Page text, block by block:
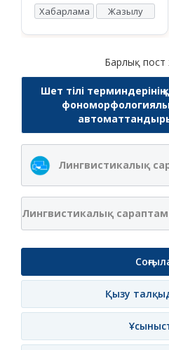
Хабарлама Жазылу
Барлық пост
Шет тілі
Лингвистикалық
Лингвистикалық
Қызу